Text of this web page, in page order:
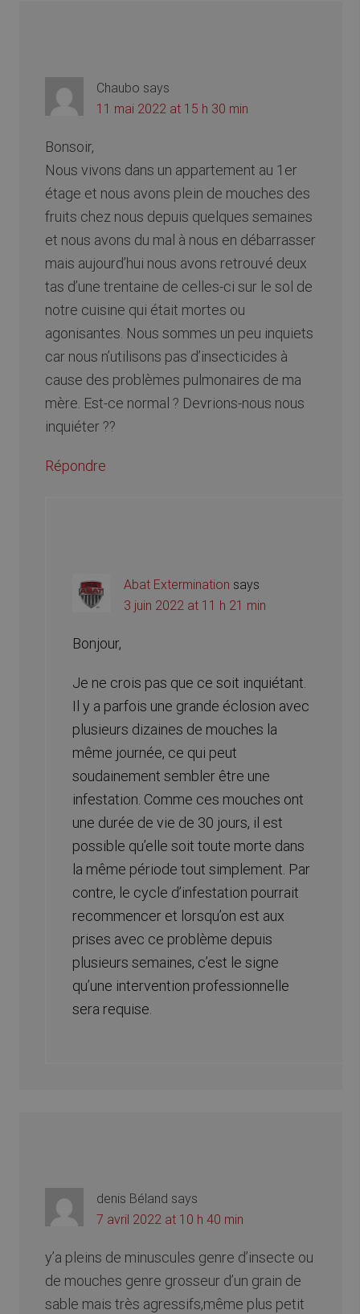
Chaubo says
11 mai 2022 at 15 h 30 min
Bonsoir,
Nous vivons dans un appartement au 1er
étage et nous avons plein de mouches des
fruits chez nous depuis quelques semaines
et nous avons du mal à nous en débarrasser
mais aujourd’hui nous avons retrouvé deux
tas d’une trentaine de celles-ci sur le sol de
notre cuisine qui était mortes ou
agonisantes. Nous sommes un peu inquiets
car nous n’utilisons pas d’insecticides à
cause des problèmes pulmonaires de ma
mère. Est-ce normal ? Devrions-nous nous
inquiéter ??
Répondre
Abat Extermination says
3 juin 2022 at 11 h 21 min
Bonjour,
Je ne crois pas que ce soit inquiétant.
Il y a parfois une grande éclosion avec
plusieurs dizaines de mouches la
même journée, ce qui peut
soudainement sembler être une
infestation. Comme ces mouches ont
une durée de vie de 30 jours, il est
possible qu’elle soit toute morte dans
la même période tout simplement. Par
contre, le cycle d’infestation pourrait
recommencer et lorsqu’on est aux
prises avec ce problème depuis
plusieurs semaines, c’est le signe
qu’une intervention professionnelle
sera requise.
denis Béland says
7 avril 2022 at 10 h 40 min
y’a pleins de minuscules genre d’insecte ou
de mouches genre grosseur d’un grain de
sable mais très agressifs,même plus petit